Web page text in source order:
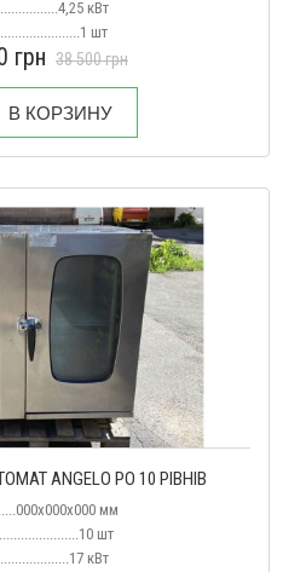
кВт
шт
грн 38 500грн
В КОРЗИНУ
ANGELO PO 10 РІВНІВ
мм
шт
кВт